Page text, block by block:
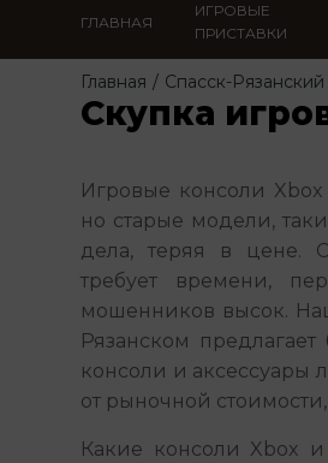
ГЛАВНАЯ
ИГРОВЫЕ
ПРИСТАВКИ
Главная / Спасск-Рязанский
Скупка
Игровые консоли
но старые модели,
дела, теряя в цене.
требует времени,
мошенников высок.
Рязанском
консоли и аксессуары
от рыночной
Какие консоли Xbox